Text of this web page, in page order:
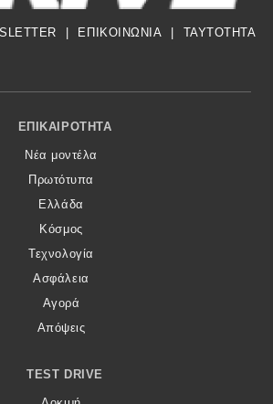
| ΕΠΙΚΟΙΝΩΝΙΑ | TAYTOTHTA
Footer Menu
ΕΠΙΚΑΙΡΌΤΗΤΑ
Νέα μοντέλα
Πρωτότυπα
Ελλάδα
Κόσμος
Τεχνολογία
Ασφάλεια
Αγορά
Απόψεις
TEST DRIVE